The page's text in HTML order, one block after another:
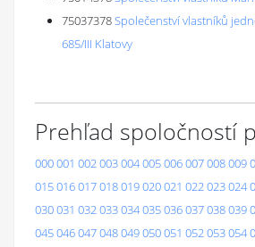
75037378Společenství vlastníků
685/III Klatovy
Prehľad spoločností
000001 002003004005006007008009
015016017018019020021 022023024
030031 032033034035036037038039
045046047048049050051 052053054